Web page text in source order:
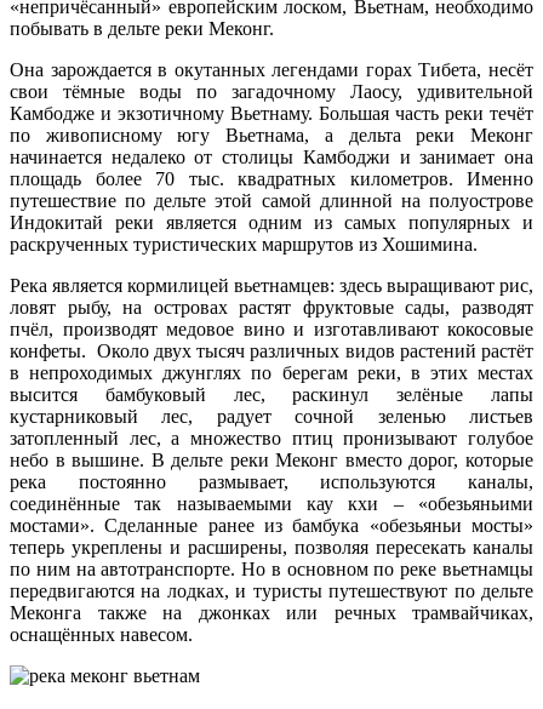
«непричёсанный» европейским лоском, Вьетнам, необходимо
побывать в дельте реки Меконг.
Она зарождается в окутанных легендами горах Тибета, несёт
свои тёмные воды по загадочному Лаосу, удивительной
Камбодже и экзотичному Вьетнаму. Большая часть реки течёт
по живописному югу Вьетнама, а дельта реки Меконг
начинается недалеко от столицы Камбоджи и занимает она
площадь более 70 тыс. квадратных километров. Именно
путешествие по дельте этой самой длинной на полуострове
Индокитай реки является одним из самых популярных и
раскрученных туристических маршрутов из Хошимина.
Река является кормилицей вьетнамцев: здесь выращивают рис,
ловят рыбу, на островах растят фруктовые сады, разводят
пчёл, производят медовое вино и изготавливают кокосовые
конфеты. Около двух тысяч различных видов растений растёт
в непроходимых джунглях по берегам реки, в этих местах
высится бамбуковый лес, раскинул зелёные лапы
кустарниковый лес, радует сочной зеленью листьев
затопленный лес, а множество птиц пронизывают голубое
небо в вышине. В дельте реки Меконг вместо дорог, которые
река постоянно размывает, используются каналы,
соединённые так называемыми кау кхи – «обезьяньими
мостами». Сделанные ранее из бамбука «обезьяньи мосты»
теперь укреплены и расширены, позволяя пересекать каналы
по ним на автотранспорте. Но в основном по реке вьетнамцы
передвигаются на лодках, и туристы путешествуют по дельте
Меконга также на джонках или речных трамвайчиках,
оснащённых навесом.